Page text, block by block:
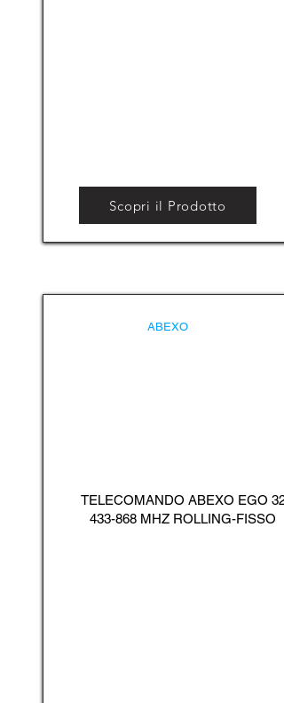
Scopri il Prodotto
ABEXO
TELECOMANDO ABEXO EGO 32
433-868 MHZ ROLLING-FISSO